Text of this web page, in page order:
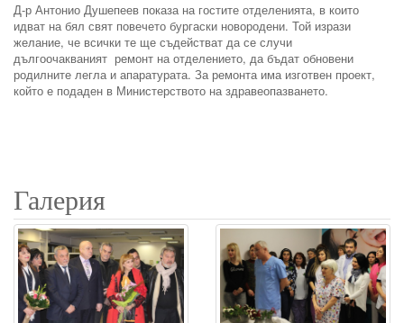
Д-р Антонио Душепеев показа на гостите отделенията, в които
идват на бял свят повечето бургаски новородени. Той изрази
желание, че всички те ще съдействат да се случи
дългоочакваният ремонт на отделението, да бъдат обновени
родилните легла и апаратурата. За ремонта има изготвен проект,
който е подаден в Министерството на здравеопазването.
Галерия